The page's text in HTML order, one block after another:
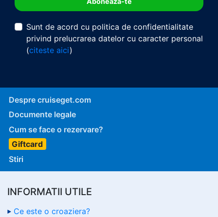
Sunt de acord cu politica de confidentialitate
privind prelucrarea datelor cu caracter personal
(citeste aici)
Despre cruiseget.com
Documente legale
Cum se face o rezervare?
Giftcard
Stiri
INFORMATII UTILE
Ce este o croaziera?